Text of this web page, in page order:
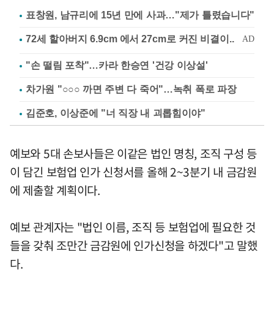
표창원, 남규리에 15년 만에 사과…"제가 틀렸습니다"
"손 떨림 포착"…카라 한승연 '건강 이상설'
차가원 "○○○ 까면 주변 다 죽어"…녹취 폭로 파장
김준호, 이상준에 "너 직장 내 괴롭힘이야"
예보와 5대 손보사들은 이같은 법인 명칭, 조직 구성 등
이 담긴 보험업 인가 신청서를 올해 2~3분기 내 금감원
에 제출할 계획이다.
예보 관계자는 "법인 이름, 조직 등 보험업에 필요한 것
들을 갖춰 조만간 금감원에 인가신청을 하겠다"고 말했
다.